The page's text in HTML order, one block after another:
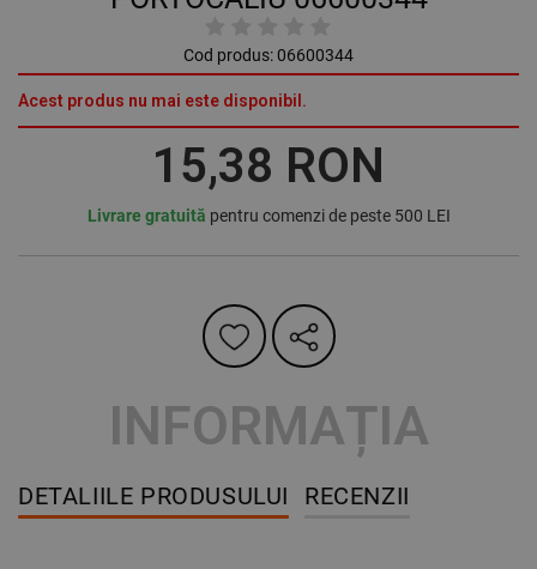
Cod produs:06600344
Acest produs nu mai este disponibil.
15,38 RON
Livrare gratuită pentru comenzi de peste 500 LEI
INFORMAȚIA
DETALIILE PRODUSULUI RECENZII